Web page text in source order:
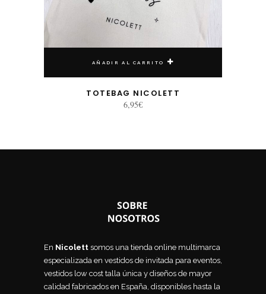
AÑADIR AL CARRITO
TOTEBAG NICOLETT
6,95€
En Nicolett somos una tienda online multimarca
especializada en vestidos de invitada para eventos,
vestidos low cost talla única y diseños de mayor
calidad fabricados en España, disponibles hasta la